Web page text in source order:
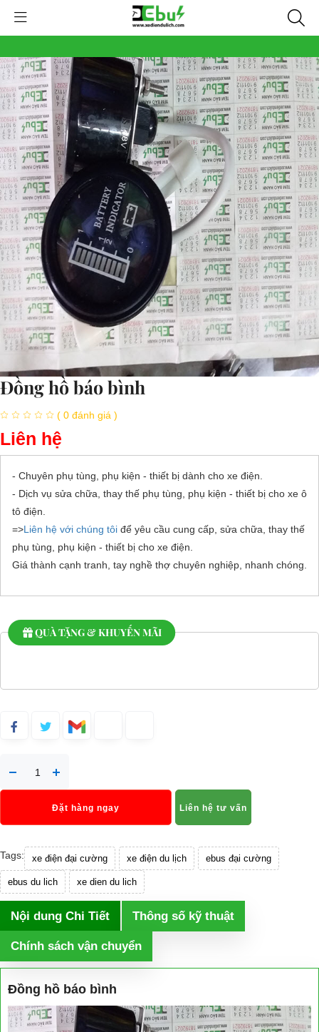
Đồng hồ báo bình
( 0 đánh giá )
Liên hệ
- Chuyên phụ tùng, phụ kiện - thiết bị dành cho xe điện.
- Dịch vụ sửa chữa, thay thế phụ tùng, phụ kiện - thiết bị cho xe ô
tô điện.
=>Liên hệ với chúng tôi để yêu cầu cung cấp, sửa chữa, thay thế
phụ tùng, phụ kiện - thiết bị cho xe điện.
Giá thành cạnh tranh, tay nghề thợ chuyên nghiệp, nhanh chóng.
QUÀ TẶNG & KHUYẾN MÃI
Đặt hàng ngay Liên hệ tư vấn
Tags: xe điện đại cường xe điện du lịch ebus đại cường
ebus du lich xe dien du lich
Nội dung Chi Tiết Thông số kỹ thuật
Chính sách vận chuyển
Đồng hồ báo bình